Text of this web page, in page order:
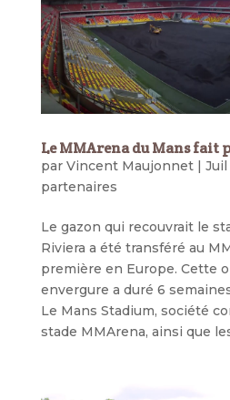
Le MMArena du Mans fait
par Vincent Maujonnet| Juil
partenaires
Le gazon qui recouvrait le
Riviera a été transféré au
première en Europe. Cette
envergure a duré 6
Le Mans Stadium, société
stade MMArena, ainsi que